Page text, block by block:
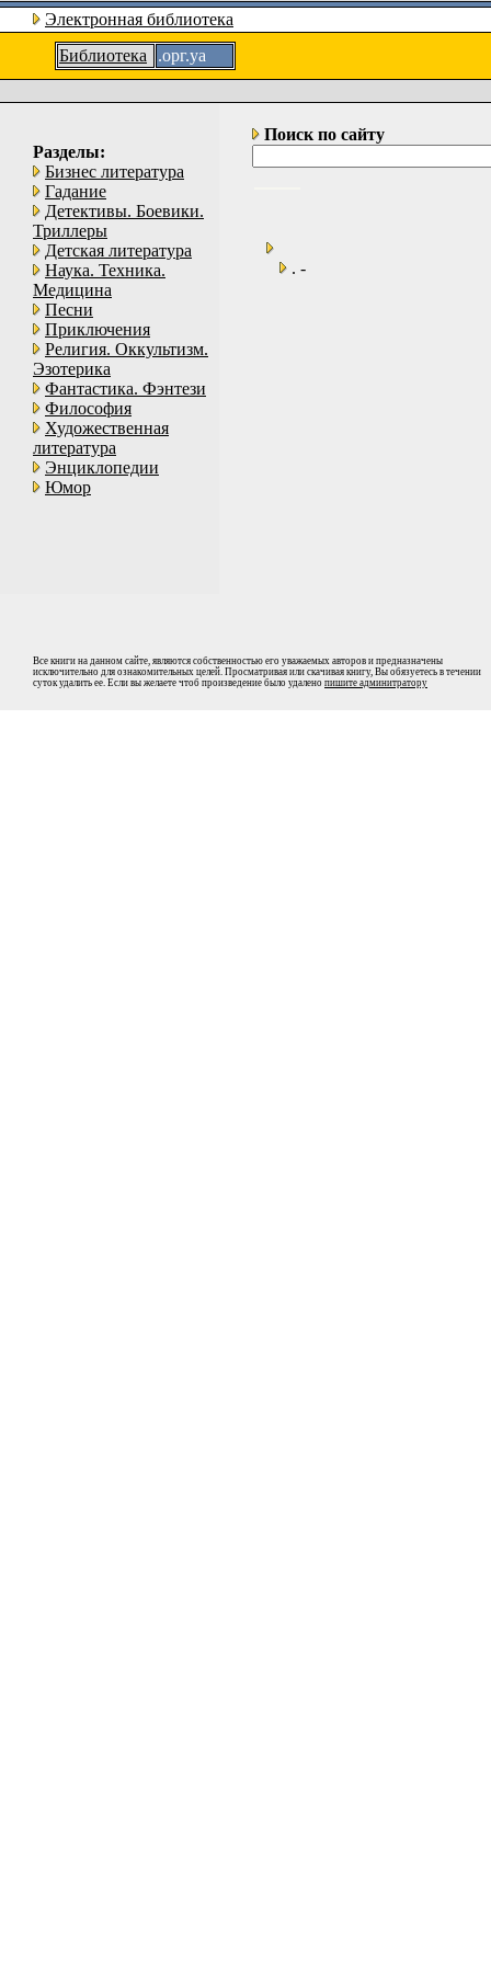
Электронная библиотека
Библиотека
.орг.уа
Разделы:
Бизнес литература
Гадание
Детективы. Боевики.
Триллеры
Детская литература
Наука. Техника.
Медицина
Песни
Приключения
Религия. Оккультизм.
Эзотерика
Фантастика. Фэнтези
Философия
Художественная
литература
Энциклопедии
Юмор
Поиск по сайту
. -
Все книги на данном сайте, являются собственностью его уважаемых авторов и предназначены
исключительно для ознакомительных целей. Просматривая или скачивая книгу, Вы обязуетесь в течении
суток удалить ее. Если вы желаете чтоб произведение было удалено пишите админитратору